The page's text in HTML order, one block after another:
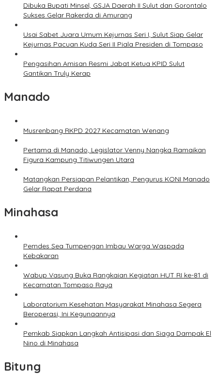
Dibuka Bupati Minsel, GSJA Daerah II Sulut dan Gorontalo
Sukses Gelar Rakerda di Amurang
Usai Sabet Juara Umum Kejurnas Seri I, Sulut Siap Gelar
Kejurnas Pacuan Kuda Seri II Piala Presiden di Tompaso
Pengasihan Amisan Resmi Jabat Ketua KPID Sulut
Gantikan Truly Kerap
Manado
Musrenbang RKPD 2027 Kecamatan Wenang
Pertama di Manado, Legislator Venny Nangka Ramaikan
Figura Kampung Titiwungen Utara
Matangkan Persiapan Pelantikan, Pengurus KONI Manado
Gelar Rapat Perdana
Minahasa
Pemdes Sea Tumpengan Imbau Warga Waspada
Kebakaran
Wabup Vasung Buka Rangkaian Kegiatan HUT RI ke-81 di
Kecamatan Tompaso Raya
Laboratorium Kesehatan Masyarakat Minahasa Segera
Beroperasi, Ini Kegunaannya
Pemkab Siapkan Langkah Antisipasi dan Siaga Dampak El
Nino di Minahasa
Bitung